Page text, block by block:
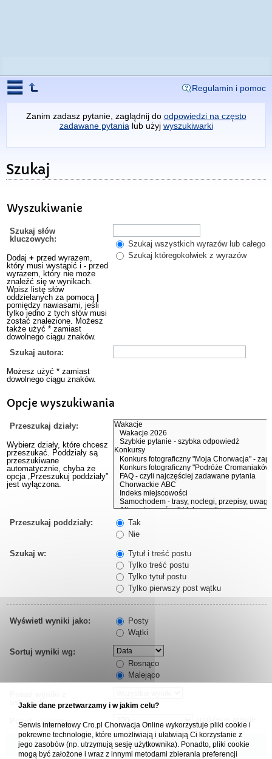
Regulamin i pomoc
Zanim zadasz pytanie, zaglądnij do odpowiedzi na często
zadawane pytania lub użyj wyszukiwarki
Szukaj
Wyszukiwanie
Szukaj słów
kluczowych:
Dodaj + przed wyrazem,
który musi wystąpić i - przed
wyrazem, który nie może
znaleźć się w wynikach.
Wpisz listę słów
oddzielanych za pomocą
pomiędzy nawiasami, jeśli
tylko jedno z tych słów musi
zostać znalezione. Możesz
także użyć * zamiast
dowolnego ciągu znaków.
Szukaj wszystkich wyrazów lub całego
Szukaj któregokolwiek z wyrazów
Szukaj autora:
Możesz użyć * zamiast
dowolnego ciągu znaków.
Opcje wyszukiwania
Przeszukaj działy:
Wybierz działy, które chcesz
przeszukać. Poddziały są
przeszukiwane
automatycznie, chyba że
opcja „Przeszukuj poddziały”
jest wyłączona.
Przeszukaj poddziały:
Tak
Nie
Szukaj w:
Tytuł i treść postu
Tylko treść postu
Tylko tytuł postu
Tylko pierwszy post wątku
Wyświetl wyniki jako:
Posty
Wątki
Sortuj wyniki wg:
Rosnąco
Malejąco
ostatnich:
Pokaż pierwsze:
Jakie dane przetwarzamy i w jakim celu?
Serwis internetowy Cro.pl Chorwacja Online wykorzystuje pliki cookie i
pokrewne technologie, które umożliwiają i ułatwiają Ci korzystanie z
jego zasobów (np. utrzymują sesję użytkownika). Ponadto, pliki cookie
mogą być założone i wraz z innymi metodami zbierania preferencji